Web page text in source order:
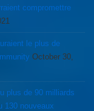
compromettre
le plus de
October 30,
plus de 90 milliards
130 nouveaux